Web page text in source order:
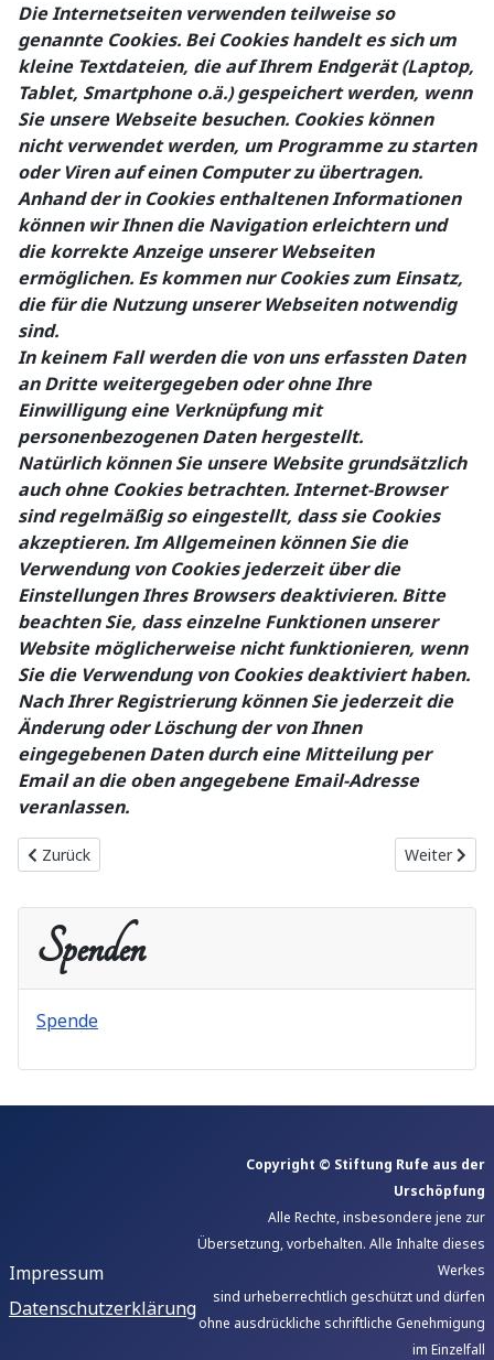
Die Internetseiten verwenden teilweise so
genannte Cookies. Bei Cookies handelt es sich um
kleine Textdateien, die auf Ihrem Endgerät (Laptop,
Tablet, Smartphone o.ä.) gespeichert werden, wenn
Sie unsere Webseite besuchen. Cookies können
nicht verwendet werden, um Programme zu starten
oder Viren auf einen Computer zu übertragen.
Anhand der in Cookies enthaltenen Informationen
können wir Ihnen die Navigation erleichtern und
die korrekte Anzeige unserer Webseiten
ermöglichen. Es kommen nur Cookies zum Einsatz,
die für die Nutzung unserer Webseiten notwendig
sind.
In keinem Fall werden die von uns erfassten Daten
an Dritte weitergegeben oder ohne Ihre
Einwilligung eine Verknüpfung mit
personenbezogenen Daten hergestellt.
Natürlich können Sie unsere Website grundsätzlich
auch ohne Cookies betrachten. Internet-Browser
sind regelmäßig so eingestellt, dass sie Cookies
akzeptieren. Im Allgemeinen können Sie die
Verwendung von Cookies jederzeit über die
Einstellungen Ihres Browsers deaktivieren. Bitte
beachten Sie, dass einzelne Funktionen unserer
Website möglicherweise nicht funktionieren, wenn
Sie die Verwendung von Cookies deaktiviert haben.
Nach Ihrer Registrierung können Sie jederzeit die
Änderung oder Löschung der von Ihnen
eingegebenen Daten durch eine Mitteilung per
Email an die oben angegebene Email-Adresse
veranlassen.
Vorheriger Beitrag: Impressum
Zurück Nächster
Weiter
Spenden
Spende
Impressum
Datenschutzerklärung
Copyright © Stiftung Rufe aus der
Urschöpfung
Alle Rechte, insbesondere jene zur
Übersetzung, vorbehalten. Alle Inhalte dieses
Werkes
sind urheberrechtlich geschützt und dürfen
ohne ausdrückliche schriftliche Genehmigung
im Einzelfall